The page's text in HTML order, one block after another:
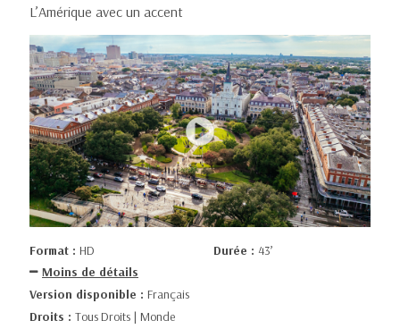
L’Amérique avec un accent
Format : HD Durée : 43’
Moins de détails
Version disponible : Français
Droits : Tous Droits | Monde